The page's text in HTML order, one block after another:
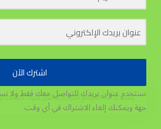
يستخدم هذا الموقع الكوكيز لتحسين تجربة
اشترك الآن
نستخدم عنوان بريدك للتواصل معك فقط ولا
جهةويمكنك إلغاء الاشتراك في أي وقت